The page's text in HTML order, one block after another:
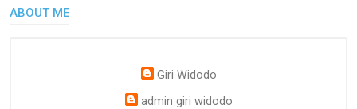
ABOUT ME
Giri Widodo
admin giri widodo